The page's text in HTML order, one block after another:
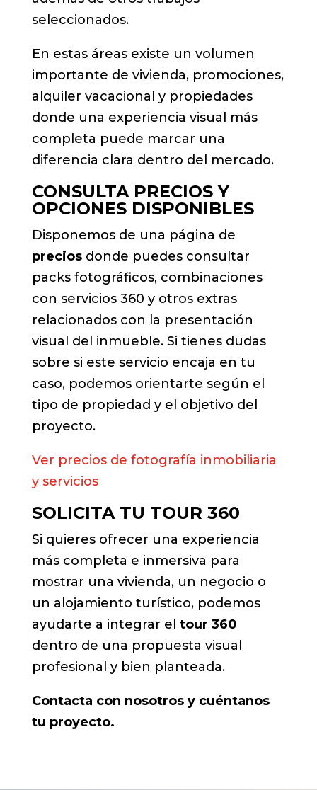
seleccionados.
En estas áreas existe un volumen
importante de vivienda, promociones,
alquiler vacacional y propiedades
donde una experiencia visual más
completa puede marcar una
diferencia clara dentro del mercado.
CONSULTA PRECIOS Y
OPCIONES DISPONIBLES
Disponemos de una página de
preciosdonde puedes consultar
packs fotográficos, combinaciones
con servicios 360 y otros extras
relacionados con la presentación
visual del inmueble. Si tienes dudas
sobre si este servicio encaja en tu
caso, podemos orientarte según el
tipo de propiedad y el objetivo del
proyecto.
Ver precios de fotografía inmobiliaria
y servicios
SOLICITA TU TOUR 360
Si quieres ofrecer una experiencia
más completa e inmersiva para
mostrar una vivienda, un negocio o
un alojamiento turístico, podemos
ayudarte a integrar el tour 360
dentro de una propuesta visual
profesional y bien planteada.
Contacta con nosotros y cuéntanos
tu proyecto.